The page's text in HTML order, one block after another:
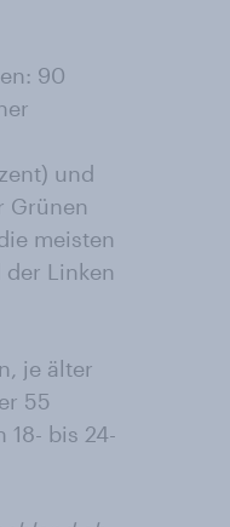
90
und
Grünen
meisten
Linken
je älter
55
18- bis 24-